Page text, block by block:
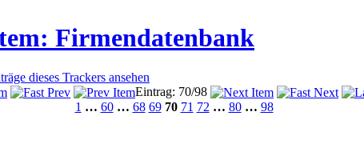
Firmendatenbank
dieses Trackers ansehen
Eintrag: 70/98
1 … 60 … 68 69 70 71 72 … 80 … 98